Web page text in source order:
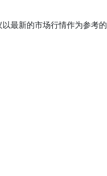
最新的市场行情作为参考的